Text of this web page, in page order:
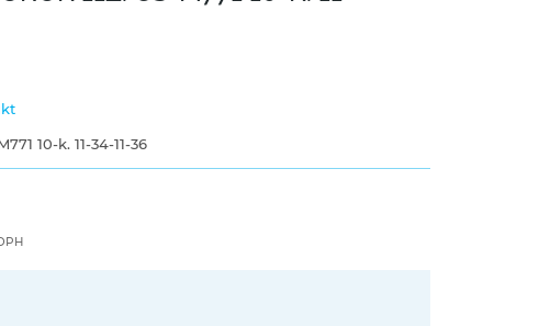
10-k. 11-34-11-36